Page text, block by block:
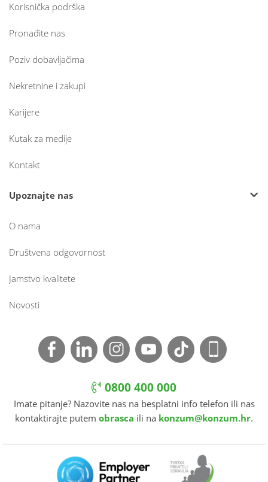
Korisnička podrška
Pronađite nas
Poziv dobavljačima
Nekretnine i zakupi
Karijere
Kutak za medije
Kontakt
Upoznajte nas
O nama
Društvena odgovornost
Jamstvo kvalitete
Novosti
0800 400 000
Imate pitanje? Nazovite nas na besplatni info telefon ili nas
kontaktirajte putem obrasca ili na konzum@konzum.hr.